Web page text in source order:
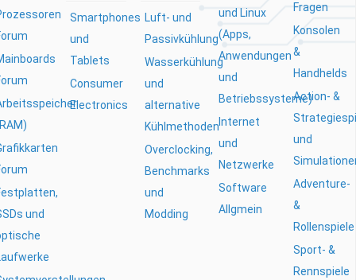
und
Smartphones
und
Tablets
Consumer
Electronics
Luft- und
Passivkühlung
Wasserkühlung
und
alternative
Kühlmethoden
Overclocking,
Benchmarks
und
Modding
und Linux
(Apps,
Anwendungen
und
Betriebssysteme)
Internet
und
Netzwerke
Software
Allgmein
Fragen
Konsolen
&
Handhelds
Action- &
und
Adventure-
&
Rollenspiele
Sport- &
Rennspiele